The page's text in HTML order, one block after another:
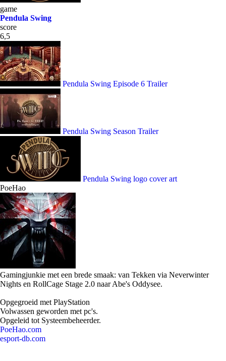
game
Pendula Swing
score
6,5
Pendula Swing Episode 6 Trailer
Pendula Swing Season Trailer
Pendula Swing logo cover art
PoeHao
Gamingjunkie met een brede smaak: van Tekken via Neverwinter
Nights en RollCage Stage 2.0 naar Abe's Oddysee.
Opgegroeid met PlayStation
Volwassen geworden met pc's.
Opgeleid tot Systeembeheerder.
PoeHao.com
esport-db.com